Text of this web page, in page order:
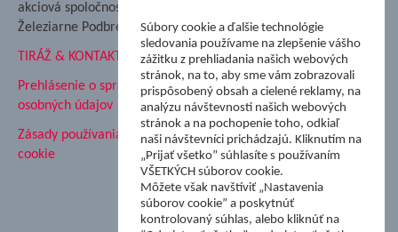
akciová spoločnosť
Železiarne Podbrezová
TIRÁŽ & KONTAKT
Prehlásenie o spracovaní
osobných údajov
Zásady používania súborov
cookie
ŽP Informatika s.r.o.
ŠK Železiarne Podbrezová
Tále a.s.
Súbory cookie a ďalšie technológie
sledovania používame na zlepšenie vášho
zážitku z prehliadania našich webových
stránok, na to, aby sme vám zobrazovali
prispôsobený obsah a cielené reklamy, na
analýzu návštevnosti našich webových
stránok a na pochopenie toho, odkiaľ
naši návštevníci prichádzajú. Kliknutím na
„Prijať všetko” súhlasíte s používaním
VŠETKÝCH súborov cookie.
Môžete však navštíviť „Nastavenia
súborov cookie” a poskytnúť
kontrolovaný súhlas, alebo kliknúť na